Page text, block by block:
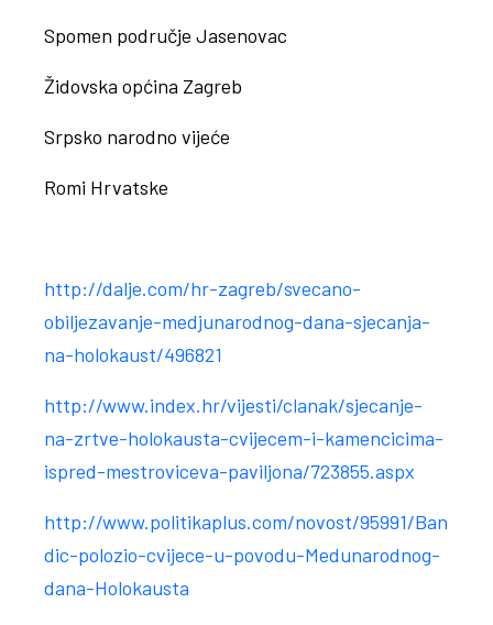
Spomen područje Jasenovac
Židovska općina Zagreb
Srpsko narodno vijeće
Romi Hrvatske
http://dalje.com/hr-zagreb/svecano-
obiljezavanje-medjunarodnog-dana-sjecanja-
na-holokaust/496821
http://www.index.hr/vijesti/clanak/sjecanje-
na-zrtve-holokausta-cvijecem-i-kamencicima-
ispred-mestroviceva-paviljona/723855.aspx
http://www.politikaplus.com/novost/95991/Ban
dic-polozio-cvijece-u-povodu-Medunarodnog-
dana-Holokausta